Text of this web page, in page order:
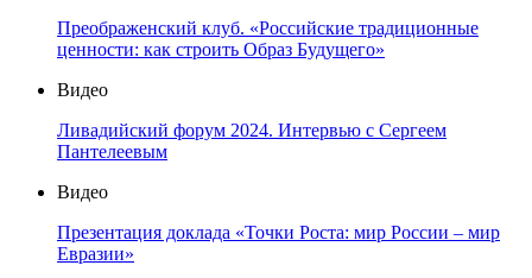
Преображенский клуб. «Российские традиционные
ценности: как строить Образ Будущего»
Видео
Ливадийский форум 2024. Интервью с Сергеем
Пантелеевым
Видео
Презентация доклада «Точки Роста: мир России – мир
Евразии»